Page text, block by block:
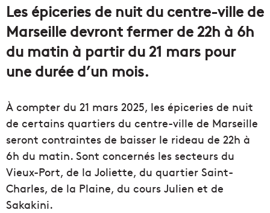
Les épiceries de nuit du centre-ville de
Marseille devront fermer de 22h à 6h
du matin à partir du 21 mars pour
une durée d’un mois.
À compter du 21 mars 2025, les épiceries de nuit
de certains quartiers du centre-ville de Marseille
seront contraintes de baisser le rideau de 22h à
6h du matin. Sont concernés les secteurs du
Vieux-Port, de la Joliette, du quartier Saint-
Charles, de la Plaine, du cours Julien et de
Sakakini.